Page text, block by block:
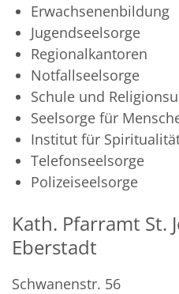
Erwachsenenbildung
Jugendseelsorge
Regionalkantoren
Notfallseelsorge
Schule und
Seelsorge für
Institut für
Telefonseelsorge
Polizeiseelsorge
Kath. Pfarramt St.
Eberstadt
Schwanenstr. 56